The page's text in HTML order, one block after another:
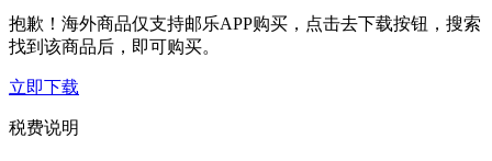
抱歉！海外商品仅支持邮乐APP购买，点击去下载按钮，搜索
找到该商品后，即可购买。
立即下载
税费说明